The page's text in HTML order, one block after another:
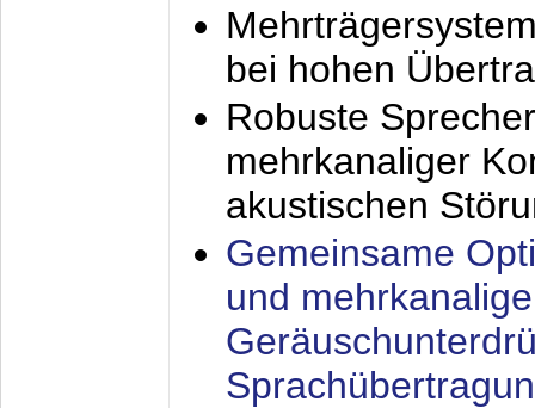
bei hohen
Robuste
mehrkanaliger
akustischen
Gemeinsame
und